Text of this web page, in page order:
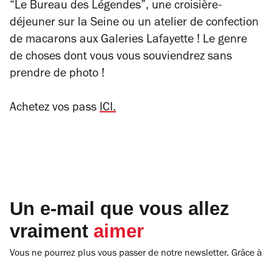
“Le Bureau des Légendes”, une croisière-
déjeuner sur la Seine ou un atelier de confection
de macarons aux Galeries Lafayette ! Le genre
de choses dont vous vous souviendrez sans
prendre de photo !
Achetez vos pass ICI.
Un e-mail que vous allez
vraiment aimer
Vous ne pourrez plus vous passer de notre newsletter. Grâce à